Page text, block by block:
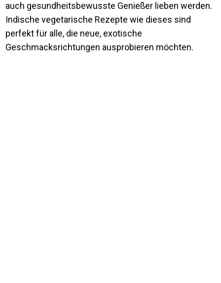
auch gesundheitsbewusste Genießer lieben werden.
Indische vegetarische Rezepte wie dieses sind
perfekt für alle, die neue, exotische
Geschmacksrichtungen ausprobieren möchten.